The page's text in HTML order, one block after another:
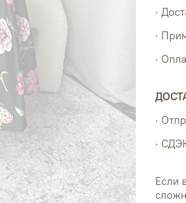
·
·
·
·
·
Если